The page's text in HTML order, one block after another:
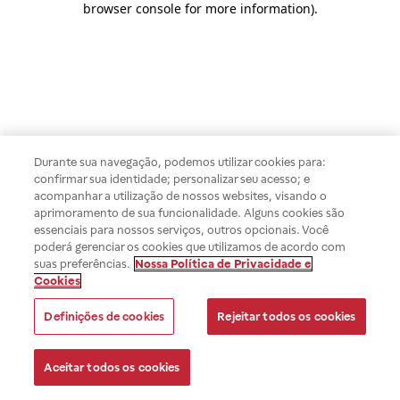
browser console for more information).
Durante sua navegação, podemos utilizar cookies para:
confirmar sua identidade; personalizar seu acesso; e
acompanhar a utilização de nossos websites, visando o
aprimoramento de sua funcionalidade. Alguns cookies são
essenciais para nossos serviços, outros opcionais. Você
poderá gerenciar os cookies que utilizamos de acordo com
suas preferências. Nossa Política de Privacidade e
Cookies
Definições de cookies Rejeitar todos os cookies
Aceitar todos os cookies